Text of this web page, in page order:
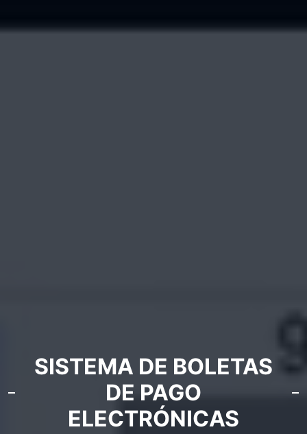
SISTEMA DE BOLETAS
DE PAGO
ELECTRÓNICAS